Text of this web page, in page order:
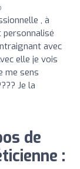
, à
personnalisé
avec
elle je vois
me sens
Je la
de
: